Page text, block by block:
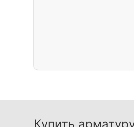
Купить